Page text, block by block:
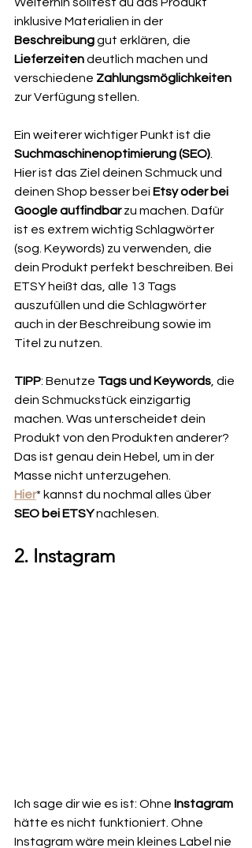
inklusive Materialien in der
Beschreibung gut erklären, die
Lieferzeiten deutlich machen und
verschiedene Zahlungsmöglichkeiten
zur Verfügung stellen.
Ein weiterer wichtiger Punkt ist die
Suchmaschinenoptimierung (SEO)
Hier ist das Ziel deinen Schmuck und
deinen Shop besser bei Etsy oder bei
Google auffindbar zu machen. Dafür
ist es extrem wichtig Schlagwörter
(sog. Keywords) zu verwenden, die
dein Produkt perfekt beschreiben. Bei
ETSY heißt das, alle 13 Tags
auszufüllen und die Schlagwörter
auch in der Beschreibung sowie im
Titel zu nutzen.
TIPP: Benutze Tags und Keywords , die
dein Schmuckstück einzigartig
machen. Was unterscheidet dein
Produkt von den Produkten anderer?
Das ist genau dein Hebel, um in der
Masse nicht unterzugehen.
Hier* kannst du nochmal alles über
SEO bei ETSY nachlesen.
2. Instagram
Ich sage dir wie es ist: Ohne Instagram
hätte es nicht funktioniert. Ohne
Instagram wäre mein kleines Label nie